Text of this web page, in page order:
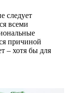
следует
всеми
причиной
– хотя бы для